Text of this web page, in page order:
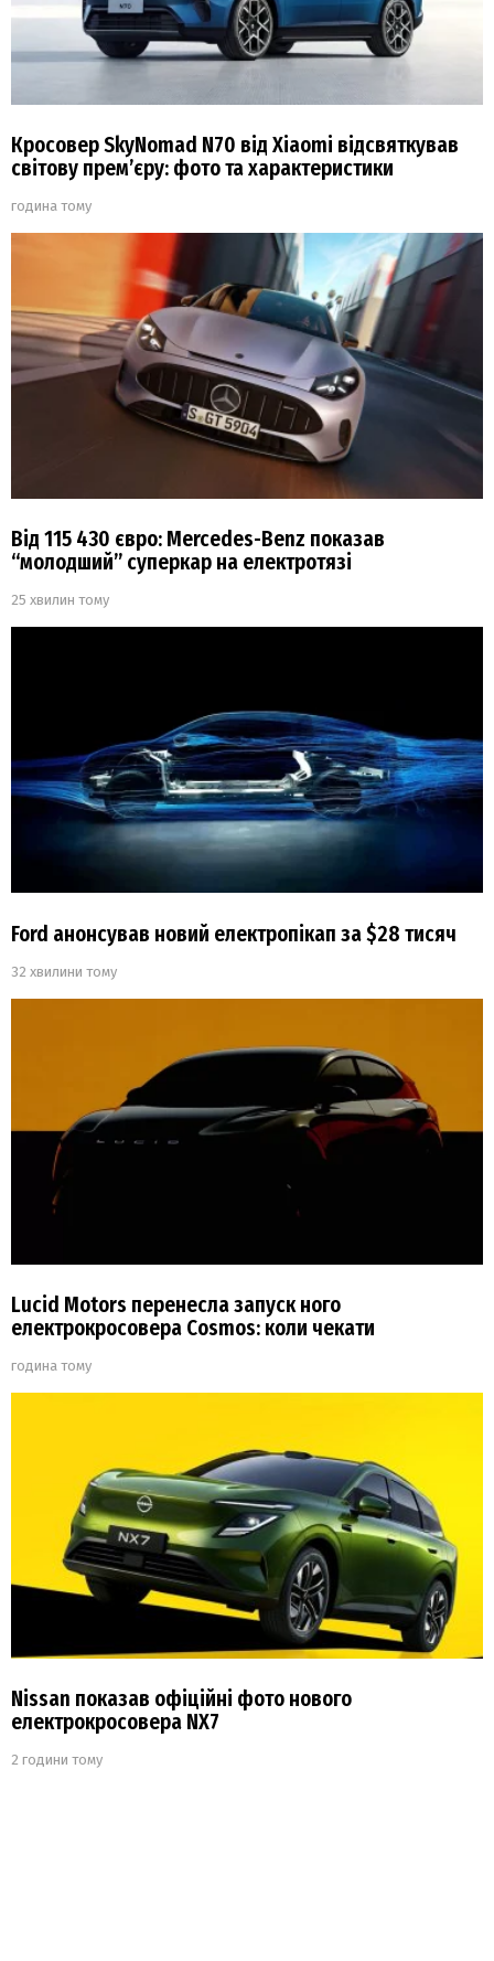
Кросовер SkyNomad N70 від Xiaomi відсвяткував
світову прем’єру: фото та характеристики
година тому
Від 115 430 євро: Mercedes-Benz показав
“молодший” суперкар на електротязі
25 хвилин тому
Ford анонсував новий електропікап за $28 тисяч
32 хвилини тому
Lucid Motors перенесла запуск ного
електрокросовера Cosmos: коли чекати
година тому
Nissan показав офіційні фото нового
електрокросовера NX7
2 години тому